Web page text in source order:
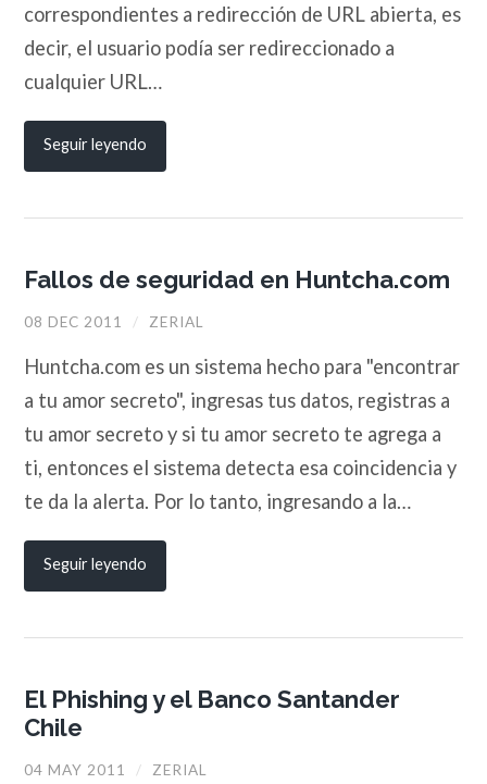
correspondientes a redirección de URL abierta, es
decir, el usuario podía ser redireccionado a
cualquier URL…
Seguir leyendo
Fallos de seguridad en Huntcha.com
08 DEC 2011 / ZERIAL
Huntcha.com es un sistema hecho para "encontrar
a tu amor secreto", ingresas tus datos, registras a
tu amor secreto y si tu amor secreto te agrega a
ti, entonces el sistema detecta esa coincidencia y
te da la alerta. Por lo tanto, ingresando a la…
Seguir leyendo
El Phishing y el Banco Santander
Chile
04 MAY 2011 / ZERIAL